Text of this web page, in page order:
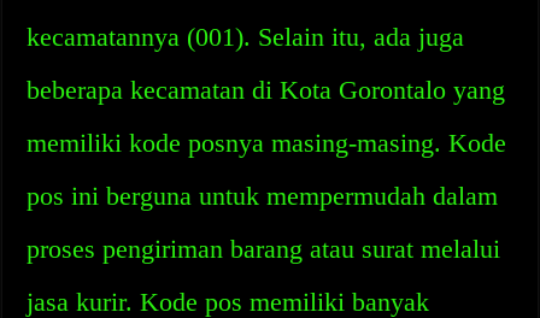
kecamatannya (001). Selain itu, ada juga
beberapa kecamatan di Kota Gorontalo yang
memiliki kode posnya masing-masing. Kode
pos ini berguna untuk mempermudah dalam
proses pengiriman barang atau surat melalui
jasa kurir. Kode pos memiliki banyak